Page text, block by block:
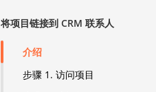
将项目链接到 CRM 联系人
介绍
步骤 1. 访问项目